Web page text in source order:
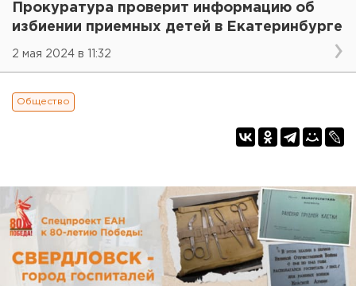
Прокуратура проверит информацию об
избиении приемных детей в Екатеринбурге
2 мая 2024 в 11:32
Общество